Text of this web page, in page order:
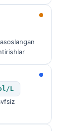
L